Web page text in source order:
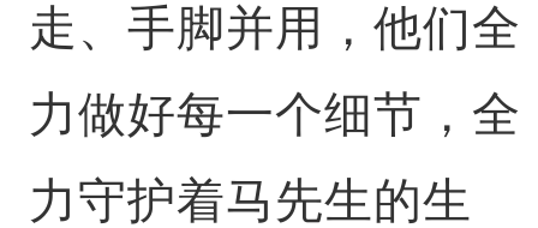
走、手脚并用，他们全
力做好每一个细节，全
力守护着马先生的生